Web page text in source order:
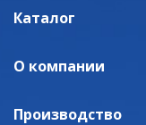
Каталог
О компании
Производство